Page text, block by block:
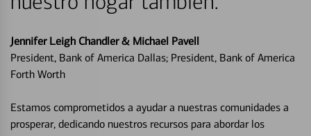
Jennifer Leigh Chandler & Michael Pavell
President, Bank of America Dallas; President, Bank of America
Forth Worth
Estamos comprometidos a ayudar a nuestras comunidades a
prosperar, dedicando nuestros recursos para abordar los